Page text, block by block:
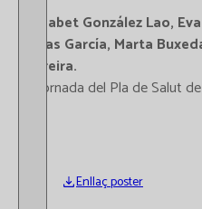
Elisabet González Lao,
Salas García, Marta
Pereira.
V Jornada del Pla de Salut
Enllaç poster